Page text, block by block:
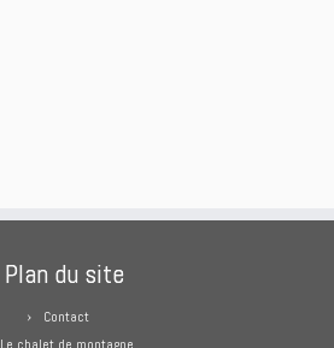
Plan du site
Contact
Le chalet de montagne